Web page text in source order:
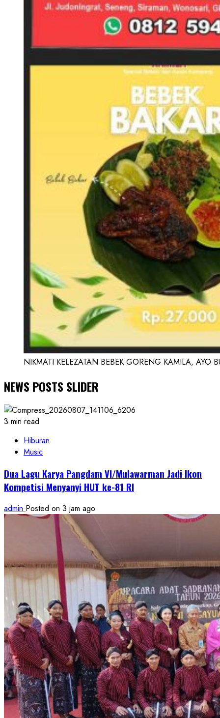
NIKMATI KELEZATAN BEBEK GORENG KAMILA, AYO
NEWS POSTS SLIDER
3 min read
Hiburan
Music
Dua Lagu Karya Pangdam VI/Mulawarman Jadi Ikon
Kompetisi Menyanyi HUT ke-81 RI
admin Posted on 3 jam ago